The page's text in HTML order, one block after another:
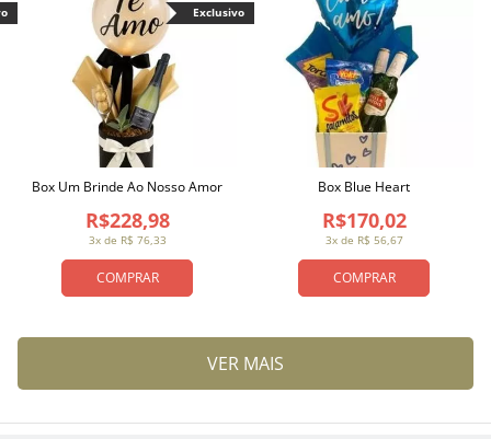
COMPRAR
3x de R$ 76,33
R$228,98
Box Um Brinde Ao Nosso Amor
Exclusivo
COMPRAR
3x de R$ 56,67
R$170,02
Box Blue Heart
VER MAIS